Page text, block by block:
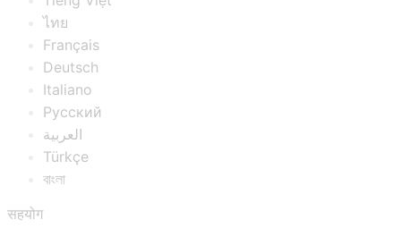
ไทย
Français
Deutsch
Italiano
Русский
العربية
Türkçe
বাংলা
सहयोग